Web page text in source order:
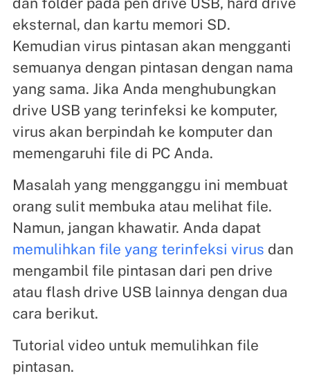
eksternal, dan kartu memori SD.
Kemudian virus pintasan akan mengganti
semuanya dengan pintasan dengan nama
yang sama. Jika Anda menghubungkan
drive USB yang terinfeksi ke komputer,
virus akan berpindah ke komputer dan
memengaruhi file di PC Anda.
Masalah yang mengganggu ini membuat
orang sulit membuka atau melihat file.
Namun, jangan khawatir. Anda dapat
memulihkan file yang terinfeksi virus dan
mengambil file pintasan dari pen drive
atau flash drive USB lainnya dengan dua
cara berikut.
Tutorial video untuk memulihkan file
pintasan.